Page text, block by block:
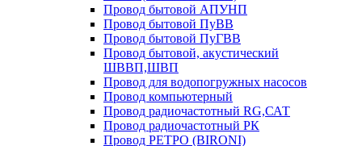
Провод бытовой АПУНП
Провод бытовой ПуВВ
Провод бытовой ПуГВВ
Провод бытовой, акустический
ШВВП,ШВП
Провод для водопогружных насосов
Провод компьютерный
Провод радиочастотный RG,САТ
Провод радиочастотный РК
Провод РЕТРО (BIRONI)